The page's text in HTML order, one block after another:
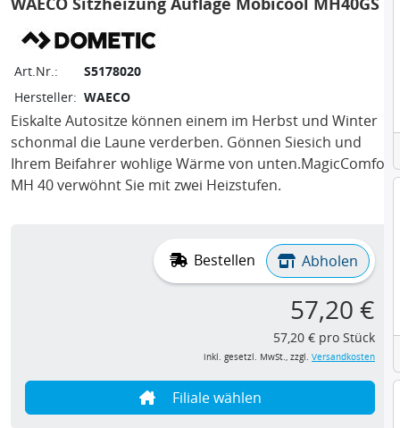
Art.Nr.:
S5178020
Hersteller: WAECO
Eiskalte Autositze können einem im Herbst und Winter
schonmal die Laune verderben. Gönnen Siesich und
Ihrem Beifahrer wohlige Wärme von unten.MagicComfort
MH 40 verwöhnt Sie mit zwei Heizstufen.
Bestellen Abholen
57,20 €
57,20 € pro Stück
inkl. gesetzl. MwSt., zzgl. Versandkosten
Filiale wählen